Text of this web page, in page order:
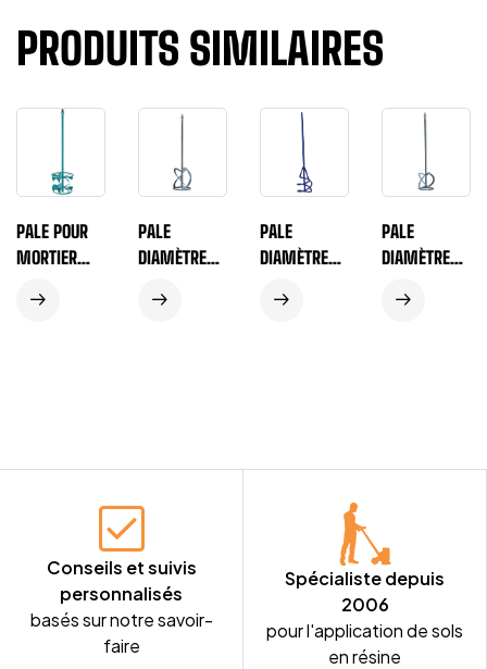
PRODUITS SIMILAIRES
PALE POUR
MORTIER
120 MM
PALE
DIAMÈTRE
600 MM
PALE
DIAMÈTRE
LONGUEUR
PALE
DIAMÈTRE
600 MM
Conseils et suivis
personnalisés
basés sur notre savoir-
faire
Spécialiste depuis
2006
pour l'application de sols
en résine